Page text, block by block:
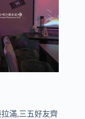
滿,三五好友齊